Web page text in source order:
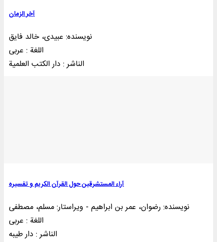
آخر الزمان
نویسنده: عبیدی، خالد فایق
اللغة : عربی
الناشر : دار الکتب العلمية
آراء المستشرقین حول القرآن الکریم و تفسیره
نویسنده: رضوان، عمر بن ابراهیم - ويراستار: مسلم، مصطفی
اللغة : عربی
الناشر : دار طيبه